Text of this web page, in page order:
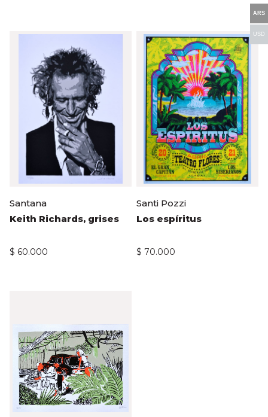
ARS
USD
Santana
Keith Richards, grises
$ 60.000
Santi Pozzi
Los espíritus
$ 70.000